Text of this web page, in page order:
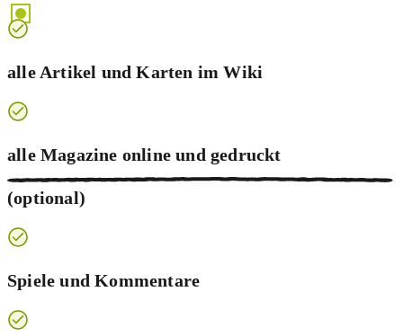
alle Artikel und Karten im Wiki
alle Magazine online und gedruckt
(optional)
Spiele und Kommentare